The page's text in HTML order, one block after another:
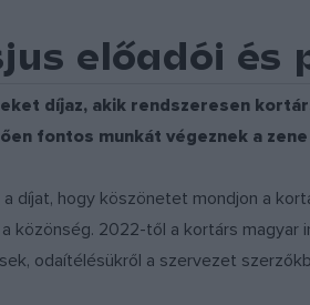
előadói és
díjaz, akik rendszeresen
fontos munkát végeznek a
díjat, hogy köszönetet mondjon a
közönség. 2022-től a kortárs
odaítélésükről a szervezet